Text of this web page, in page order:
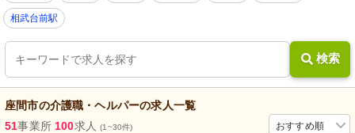
相武台前駅
検索
座間市の介護職・ヘルパーの求人一覧
おすすめ順
51事業所 100求人(1~30件)